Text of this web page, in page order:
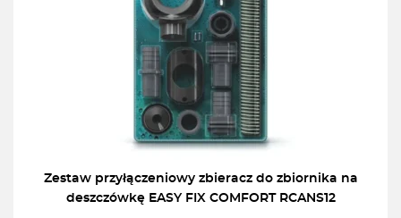
Zestaw przyłączeniowy zbieracz do zbiornika na
deszczówkę EASY FIX COMFORT RCANS12